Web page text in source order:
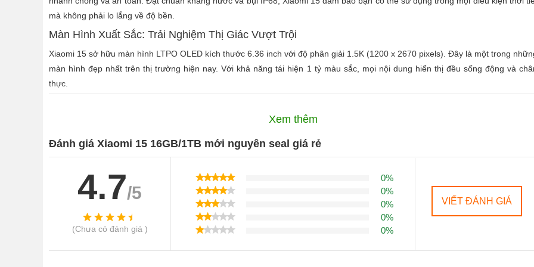
mà không phải lo lắng về độ bền.
Màn Hình Xuất Sắc: Trải Nghiệm Thị Giác Vượt Trội
Xiaomi 15 sở hữu màn hình LTPO OLED kích thước 6.36 inch với độ phân giải 1.5K (1200 x 2670 pixels). Đây là một trong
màn hình đẹp nhất trên thị trường hiện nay. Với khả năng tái hiện 1 tỷ màu sắc, mọi nội dung hiển thị đều sống động và
thực.
sáng tối đa lên tới 3200 nits cho phép bạn sử dụng thoải mái ngay cả dưới ánh nắng mặt trời gay gắt. Công nghệ Dolby Vision và
Hiệu Năng Mạnh Mẽ: Xử Lý Mọi Nhiệm Vụ
Được trang bị chip Qualcomm Snapdragon 8 Elite với quy trình sản xuất 3nm, Xiaomi 15 mang lại hiệu năng mạnh mẽ và tiết
kiệm năng lượng. Chip xử lý 8 nhân với 2 nhân xung nhịp cao 4.32 GHz và 6 nhân xung nhịp thấp 3.53 GHz giúp máy xử lý mượt
mà mọi tác vụ, từ game nặng đến đa nhiệm.
Xiaomi 15 có tùy chọn RAM 12GB và 16GB LPDDR5X, cùng với bộ nhớ trong từ 256GB đến 1TB UFS 4.0, cho phép người dùng
lúc mà không gặp khó khăn.
Xem thêm
Đánh giá Xiaomi 15 16GB/1TB mới nguyên seal giá rẻ
4.7/5
(Chưa có đánh giá )
0%
0%
0%
0%
0%
VIẾT ĐÁNH GIÁ